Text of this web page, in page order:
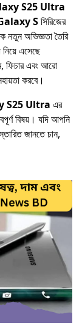
S25 Ultra
Sসিরিজের
নতুন অভিজ্ঞতা তৈরি
এসেছে
এবং আরো
করবে।
S25 Ultra এর
বিষয়। যদি আপনি
জানতে চান,